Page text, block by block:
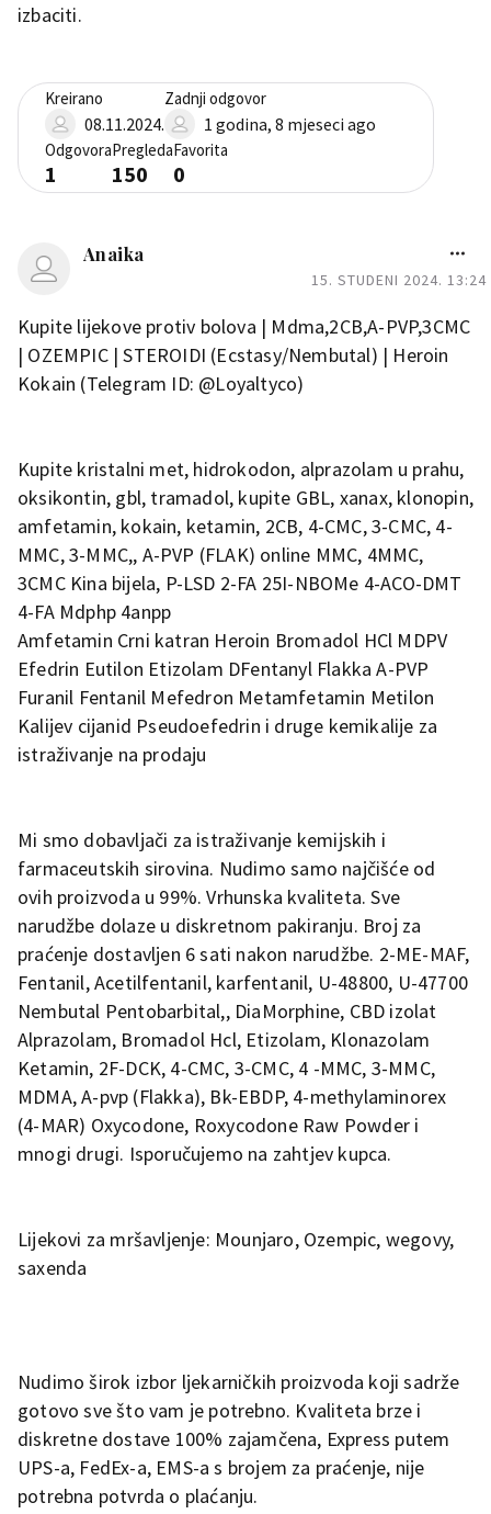
izbaciti.
Kreirano
08.11.2024.
Zadnji odgovor
1 godina, 8 mjeseci ago
Odgovora
1
Pregleda
150
Favorita
0
Anaika
15. STUDENI 2024. 13:24
Kupite lijekove protiv bolova | Mdma,2CB,A-PVP,3CMC
| OZEMPIC | STEROIDI (Ecstasy/Nembutal) | Heroin
Kokain (Telegram ID: @Loyaltyco)
Kupite kristalni met, hidrokodon, alprazolam u prahu,
oksikontin, gbl, tramadol, kupite GBL, xanax, klonopin,
amfetamin, kokain, ketamin, 2CB, 4-CMC, 3-CMC, 4-
MMC, 3-MMC,, A-PVP (FLAK) online MMC, 4MMC,
3CMC Kina bijela, P-LSD 2-FA 25I-NBOMe 4-ACO-DMT
4-FA Mdphp 4anpp
Amfetamin Crni katran Heroin Bromadol HCl MDPV
Efedrin Eutilon Etizolam DFentanyl Flakka A-PVP
Furanil Fentanil Mefedron Metamfetamin Metilon
Kalijev cijanid Pseudoefedrin i druge kemikalije za
istraživanje na prodaju
Mi smo dobavljači za istraživanje kemijskih i
farmaceutskih sirovina. Nudimo samo najčišće od
ovih proizvoda u 99%. Vrhunska kvaliteta. Sve
narudžbe dolaze u diskretnom pakiranju. Broj za
praćenje dostavljen 6 sati nakon narudžbe. 2-ME-MAF,
Fentanil, Acetilfentanil, karfentanil, U-48800, U-47700
Nembutal Pentobarbital,, DiaMorphine, CBD izolat
Alprazolam, Bromadol Hcl, Etizolam, Klonazolam
Ketamin, 2F-DCK, 4-CMC, 3-CMC, 4 -MMC, 3-MMC,
MDMA, A-pvp (Flakka), Bk-EBDP, 4-methylaminorex
(4-MAR) Oxycodone, Roxycodone Raw Powder i
mnogi drugi. Isporučujemo na zahtjev kupca.
Lijekovi za mršavljenje: Mounjaro, Ozempic, wegovy,
saxenda
Nudimo širok izbor ljekarničkih proizvoda koji sadrže
gotovo sve što vam je potrebno. Kvaliteta brze i
diskretne dostave 100% zajamčena, Express putem
UPS-a, FedEx-a, EMS-a s brojem za praćenje, nije
potrebna potvrda o plaćanju.